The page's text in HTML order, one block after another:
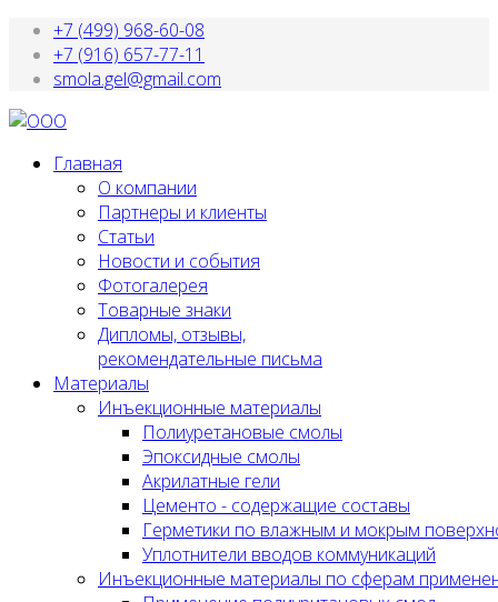
+7 (499) 968-60-08
+7 (916) 657-77-11
smola.gel@gmail.com
Главная
О компании
Партнеры и клиенты
Статьи
Новости и события
Фотогалерея
Товарные знаки
Дипломы, отзывы,
рекомендательные письма
Материалы
Инъекционные материалы
Полиуретановые смолы
Эпоксидные смолы
Акрилатные гели
Цементо - содержащие составы
Герметики по влажным и мокрым
Уплотнители вводов коммуникаций
Инъекционные материалы по сферам